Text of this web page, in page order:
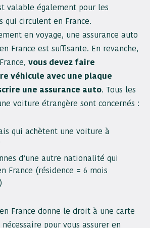
valable également pour les
qui circulent en France.
en voyage, une assurance auto
France est suffisante. En revanche,
vous devez faire
véhicule avec une plaque
une assurance auto. Tous les
voiture étrangère sont concernés :
qui achètent une voiture à
d’une autre nationalité qui
France (résidence = 6 mois
France donne le droit à une carte
pour vous assurer en